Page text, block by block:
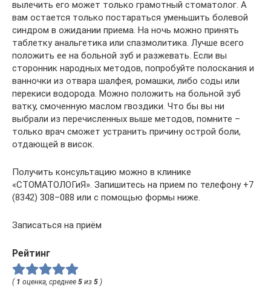
вылечить его может только грамотный стоматолог. А
вам остается только постараться уменьшить болевой
синдром в ожидании приема. На ночь можно принять
таблетку анальгетика или спазмолитика. Лучше всего
положить ее на больной зуб и разжевать. Если вы
сторонник народных методов, попробуйте полоскания и
ванночки из отвара шалфея, ромашки, либо соды или
перекиси водорода. Можно положить на больной зуб
ватку, смоченную маслом гвоздики. Что бы вы ни
выбрали из перечисленных выше методов, помните –
только врач сможет устранить причину острой боли,
отдающей в висок.
Получить консультацию можно в клинике
«СТОМАТОЛОГиЯ». Запишитесь на прием по телефону +7
(8342) 308–088 или с помощью формы ниже.
Записаться на приём
Рейтинг
( 1 оценка, среднее 5 из 5 )